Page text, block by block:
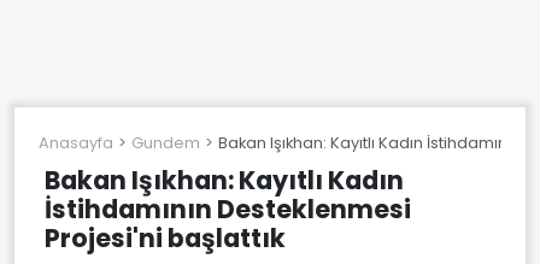
Anasayfa Gundem Bakan Işıkhan: Kayıtlı Kadın
Bakan Işıkhan: Kayıtlı Kadın
İstihdamının Desteklenmesi
Projesi'ni başlattık